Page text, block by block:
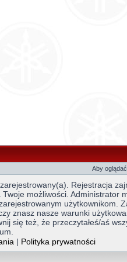
Aby
Rejestracja
możliwości. Administrator
użytkownikom.
znasz nasze warunki
się też, że przeczytałeś/aś
| Polityka prywatności